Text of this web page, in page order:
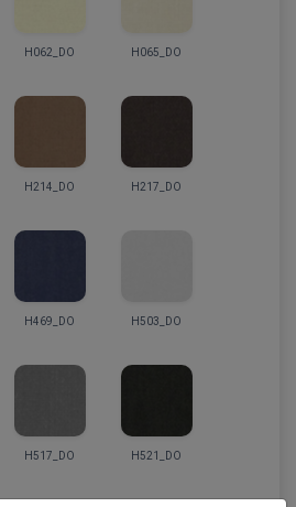
H062_DO H065_DO
H214_DO H217_DO
H469_DO H503_DO
H517_DO H521_DO